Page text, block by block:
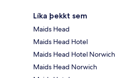
Líka þekkt sem
Maids Head
Maids Head Hotel
Maids Head Hotel Norwich
Maids Head Norwich